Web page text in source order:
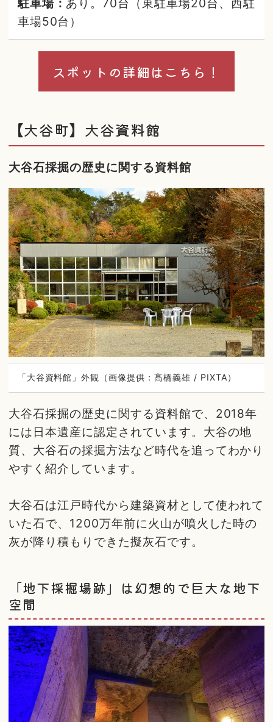
駐車場： あり。70台（東駐車場20台、西駐
車場50台）
スポットの詳細はこちら！
【大谷町】大谷資料館
大谷石採掘の歴史に関する資料館
「大谷資料館」外観（画像提供：髙橋義雄 / PIXTA）
大谷石採掘の歴史に関する資料館で、2018年
には日本遺産に認定されています。大谷の地
質、大谷石の採掘方法など時代を追ってわかり
やすく紹介しています。
大谷石は江戸時代から建築資材として使われて
いた石で、1200万年前に火山が噴火した時の
灰が降り積もりできた擬灰石です。
「地下採掘場跡」は幻想的で巨大な地下
空間